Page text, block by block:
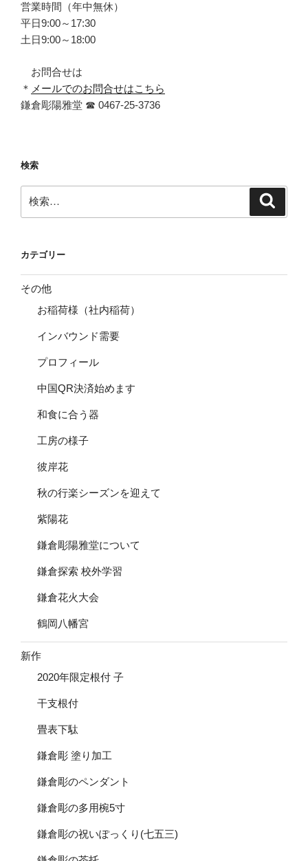
営業時間（年中無休）
平日9:00～17:30
土日9:00～18:00
お問合せは
＊ メールでのお問合せはこちら
鎌倉彫陽雅堂 ☎ 0467‐25‐3736
検索
索:
カテゴリー
その他
お稲荷様（社内稲荷）
インバウンド需要
プロフィール
中国QR決済始めます
和食に合う器
工房の様子
彼岸花
秋の行楽シーズンを迎えて
紫陽花
鎌倉彫陽雅堂について
鎌倉探索 校外学習
鎌倉花火大会
鶴岡八幡宮
新作
2020年限定根付 子
干支根付
畳表下駄
鎌倉彫 塗り加工
鎌倉彫のペンダント
鎌倉彫の多用椀5寸
鎌倉彫の祝いぽっくり(七五三)